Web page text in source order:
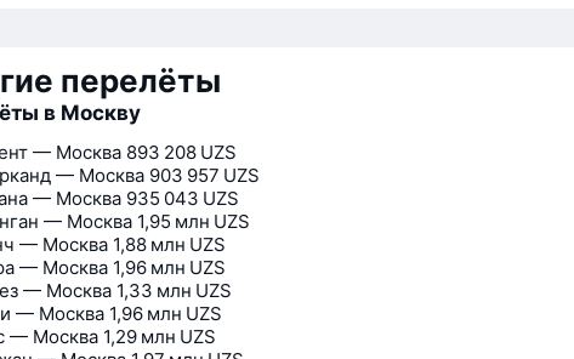
перелёты
в Москву
— Москва 893 208 UZS
— Москва 903 957 UZS
— Москва 935 043 UZS
— Москва 1,95 млн UZS
— Москва 1,88 млн UZS
— Москва 1,96 млн UZS
— Москва 1,33 млн UZS
— Москва 1,96 млн UZS
— Москва 1,29 млн UZS